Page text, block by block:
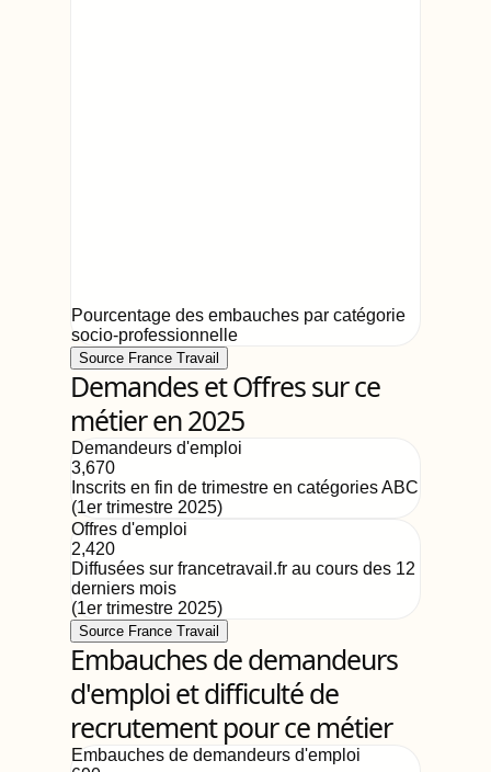
Pourcentage des embauches par catégorie
socio-professionnelle
Source France Travail
Demandes et Offres sur ce
métier en 2025
Demandeurs d'emploi
3,670
Inscrits en fin de trimestre en catégories ABC
(1er trimestre 2025)
Offres d'emploi
2,420
Diffusées sur francetravail.fr au cours des 12
derniers mois
(1er trimestre 2025)
Source France Travail
Embauches de demandeurs
d'emploi et difficulté de
recrutement pour ce métier
Embauches de demandeurs d'emploi